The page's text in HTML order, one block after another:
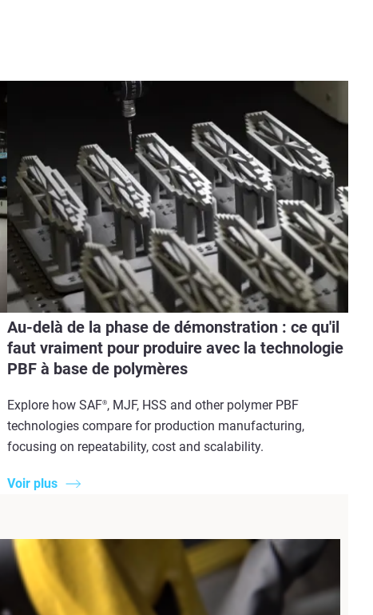
Au-delà de la phase de démonstration : ce qu'il
faut vraiment pour produire avec la technologie
PBF à base de polymères
Explore how SAF®, MJF, HSS and other polymer PBF
technologies compare for production manufacturing,
focusing on repeatability, cost and scalability.
Voir plus